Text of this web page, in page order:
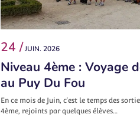
24 /JUIN. 2026
Niveau 4ème : Voyage
au Puy Du Fou
En ce mois de Juin, c’est le temps des
4ème, rejoints par quelques élèves…